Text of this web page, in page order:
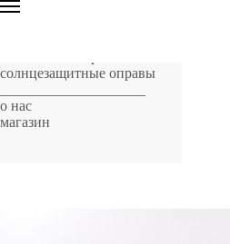
солнцезащитные оправы
о нас
магазин